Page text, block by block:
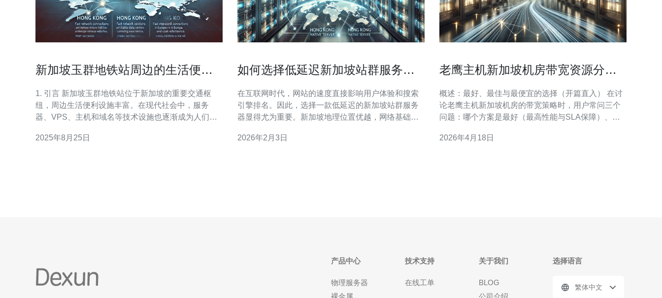
新加坡玉群地铁站周边的生活便利
1. 引言 新加坡玉群地铁站位于新加坡的重要交通枢
纽，周边生活便利设施丰富。在现代社会中，服务
器、VPS、主机和域名等技术设施也逐渐成为人们日
铁站周边的生活便利设施，探讨这些技术在日常生活
2025年8月25日
如何选择低延迟新加坡站群服务器
在互联网时代，网站的速度直接影响用户体验和搜索
引擎排名。因此，选择一款低延迟的新加坡站群服务
器显得尤为重要。新加坡地理位置优越，网络基础设
文将为您介绍如何选择适合的低延迟新加坡站群服务
2026年2月3日
老鹰主机新加坡机房带宽资源分配
概述：最好、最佳与最便宜的选择（开篇直入） 在讨
论老鹰主机新加坡机房的带宽策略时，用户常问三个
问题：哪个方案是最好（最高性能与SLA保障）、哪
本入门）。本文以服务器和网络运营视角，围绕新加
2026年4月18日
产品中心
物理服务器
裸金属
技术支持
在线工单
关于我们
BLOG
公司介绍
选择语言
繁体中文